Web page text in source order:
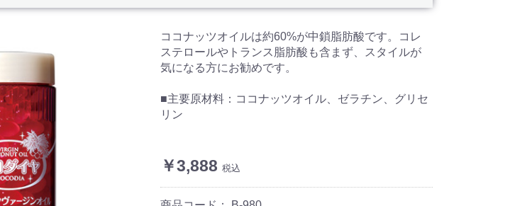
ココナッツオイルは約60%が中鎖脂肪酸です。コレ
ステロールやトランス脂肪酸も含まず、スタイルが
気になる方にお勧めです。
■主要原材料：ココナッツオイル、ゼラチン、グリセ
リン
￥3,888 税込